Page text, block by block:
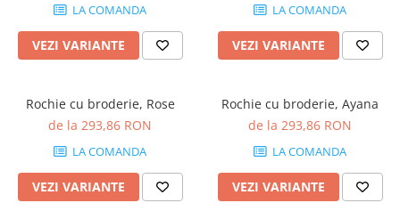
LA COMANDA
VEZI VARIANTE
LA COMANDA
VEZI VARIANTE
Rochie cu broderie, Rose
de la 293,86 RON
LA COMANDA
VEZI VARIANTE
Rochie cu broderie, Ayana
de la 293,86 RON
LA COMANDA
VEZI VARIANTE